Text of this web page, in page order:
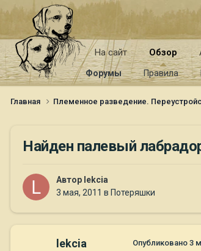
На сайт Обзор
Форумы Правила
Главная Племенное разведение.
Найден палевый
Автор lekcia
3 мая, 2011 в Потеряшки
lekcia Опубликовано 3